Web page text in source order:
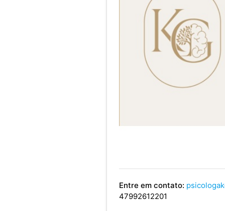
Entre em contato:
47992612201